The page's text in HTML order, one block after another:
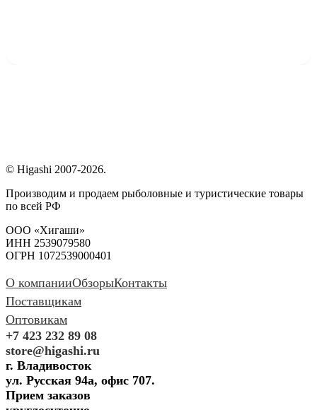
© Higashi 2007-2026.
Производим и продаем рыболовные и туристические товары
по всей РФ
ООО «Хигаши»
ИНН 2539079580
ОГРН 1072539000401
О компанииОбзорыКонтакты
Поставщикам
Оптовикам
+7 423 232 89 08
store@higashi.ru
г. Владивосток
ул. Русская 94а, офис 707.
Прием заказов